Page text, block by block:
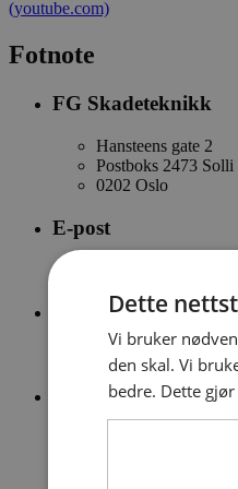
(youtube.com)
Fotnote
FG Skadeteknikk
Hansteens gate 2
Postboks 2473 Solli
0202 Oslo
E-post
Telefon
+47 23 28 42 00
Dette
Vi bruker
den skal. Vi
bedre. Dette